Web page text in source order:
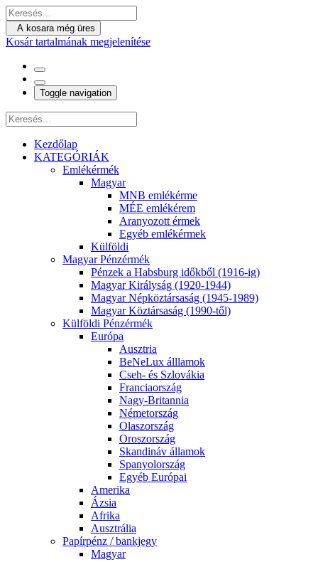
A kosara még üres
Kosár tartalmának megjelenítése
Toggle navigation
Kezdőlap
KATEGÓRIÁK
Emlékérmék
Magyar
MNB emlékérme
MÉE emlékérem
Aranyozott érmek
Egyéb emlékérmek
Külföldi
Magyar Pénzérmék
Pénzek a Habsburg időkből (1916-ig)
Magyar Királyság (1920-1944)
Magyar Népköztársaság (1945-1989)
Magyar Köztársaság (1990-től)
Külföldi Pénzérmék
Európa
Ausztria
BeNeLux álllamok
Cseh- és Szlovákia
Franciaország
Nagy-Britannia
Németország
Olaszország
Oroszország
Skandináv államok
Spanyolország
Egyéb Európai
Amerika
Ázsia
Afrika
Ausztrália
Papírpénz / bankjegy
Magyar